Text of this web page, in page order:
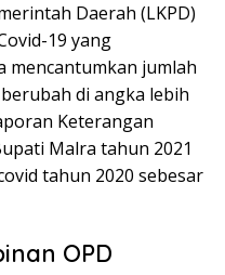
Daerah (LKPD)
19 yang
mencantumkan jumlah
di angka lebih
Keterangan
Malra tahun 2021
tahun 2020 sebesar
OPD